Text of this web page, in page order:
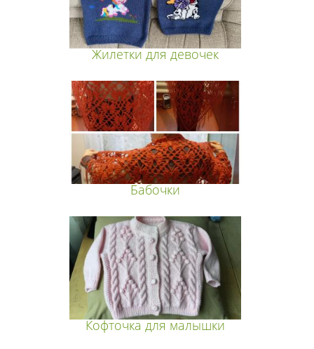
Жилетки для девочек
Бабочки
Кофточка для малышки